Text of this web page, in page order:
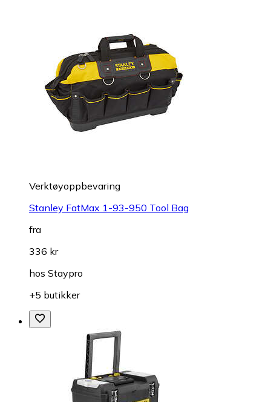
Verktøyoppbevaring
Stanley FatMax 1-93-950 Tool Bag
fra
336 kr
hos Staypro
+5 butikker